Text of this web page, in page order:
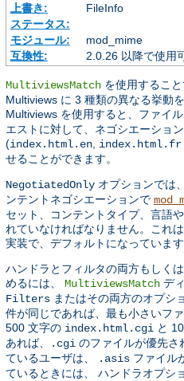
上書き:
FileInfo
ステータス:
モジュール:
mod_mime
互換性:
2.0.26 以降で使用
MultiviewsMatch を使用すること
Multiviews に 3 種類の異なる挙動
Multiviews を使用すると、ファイル
エストに対して、ネゴシエーショ
(index.html.en, index.html.fr
せることができます。
NegotiatedOnly オプションでは
ンテントネゴシエーションで
セット、コンテントタイプ、言語
れていなければなりません。これ
実装で、デフォルトになっています
ハンドラとフィルタの両方もしく
めるには、 MultiviewsMatch デ
Filters またはその両方のオプシ
件が同じであれば、最も小さいフ
500 文字の index.html.cgi と
あれば、
.cgi のファイルが優先さ
ているユーザは、
.asis ファイル
ているときには、 ハンドラオプシ